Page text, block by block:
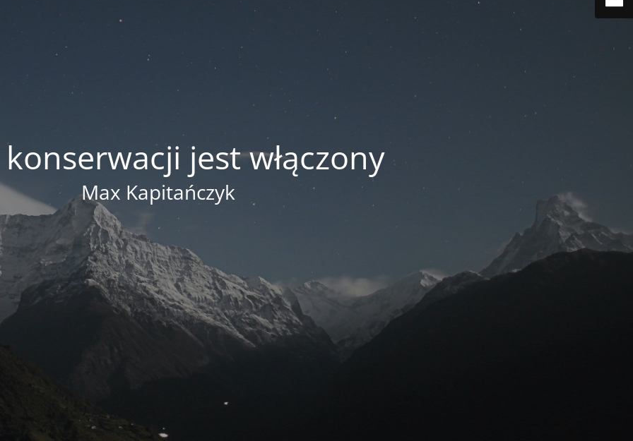
jest włączony
Max Kapitańczyk